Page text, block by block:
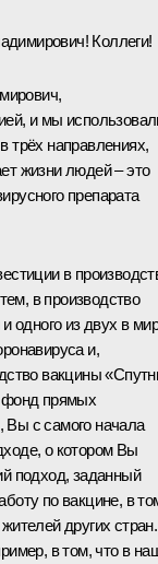
Коллеги!
и мы
трёх направлениях,
жизни людей – это
препарата
в
в производство
и одного из двух в
и,
вакцины
фонд прямых
Вы с самого начала
о котором Вы
подход, заданный
по вакцине, в
других стран.
в том, что в